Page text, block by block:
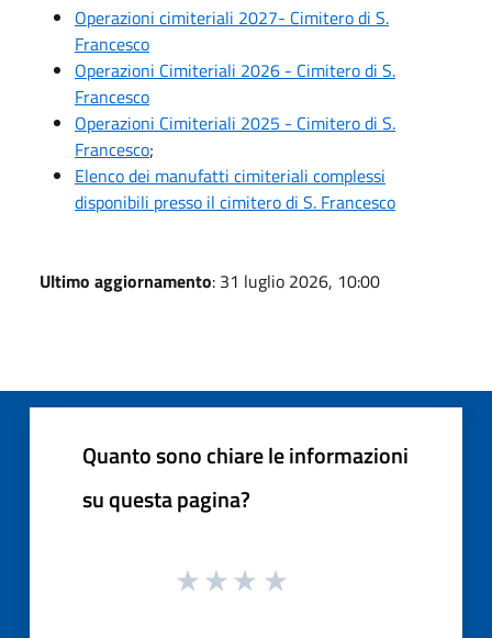
Operazioni cimiteriali 2027- Cimitero di S.
Francesco
Operazioni Cimiteriali 2026 - Cimitero di S.
Francesco
Operazioni Cimiteriali 2025 - Cimitero di S.
Francesco;
Elenco dei manufatti cimiteriali complessi
disponibili presso il cimitero di S. Francesco
Ultimo aggiornamento: 31 luglio 2026, 10:00
Quanto sono chiare le informazioni
su questa pagina?